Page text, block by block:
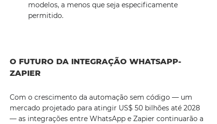
modelos, a menos que seja especificamente
permitido.
O FUTURO DA INTEGRAÇÃO WHATSAPP-
ZAPIER
Com o crescimento da automação sem código — um
mercado projetado para atingir US$ 50 bilhões até 2028
— as integrações entre WhatsApp e Zapier continuarão a